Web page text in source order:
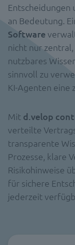
Entscheidungen
an Bedeutung.
Software
nicht nur
nutzbares
sinnvoll zu
KI-Agenten
Mit d.velop
verteilte
transparente
Prozesse, klare
Risikohinweise
für sichere
jederzeit